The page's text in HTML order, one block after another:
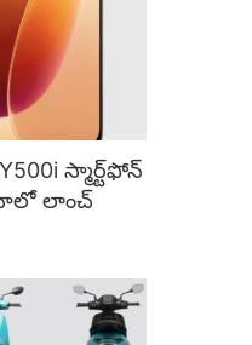
స్మార్ట్‌ఫోన్
లాంచ్